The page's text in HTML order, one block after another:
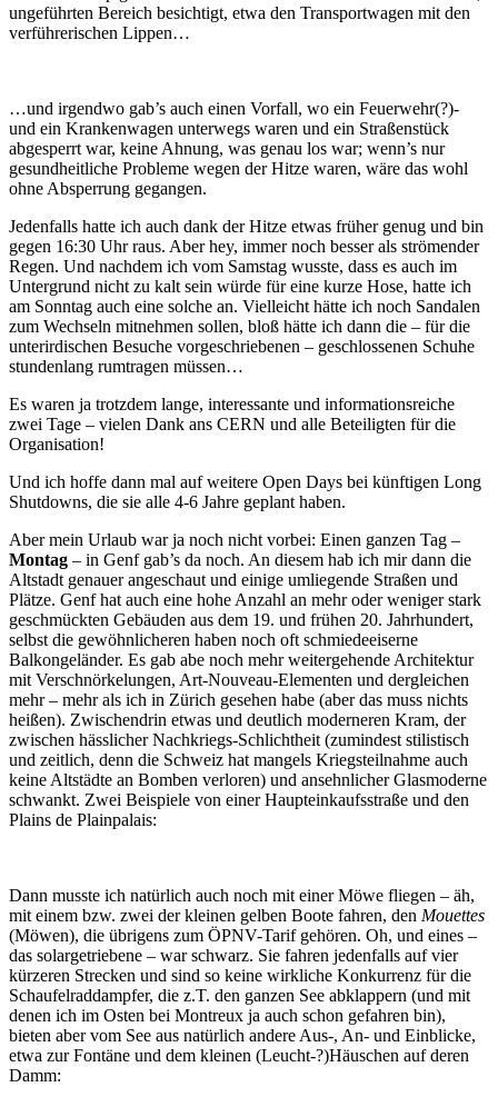
ungeführten Bereich besichtigt, etwa den Transportwagen mit den
verführerischen Lippen…
…und irgendwo gab’s auch einen Vorfall, wo ein Feuerwehr(?)-
und ein Krankenwagen unterwegs waren und ein Straßenstück
abgesperrt war, keine Ahnung, was genau los war; wenn’s nur
gesundheitliche Probleme wegen der Hitze waren, wäre das wohl
ohne Absperrung gegangen.
Jedenfalls hatte ich auch dank der Hitze etwas früher genug und bin
gegen 16:30 Uhr raus. Aber hey, immer noch besser als strömender
Regen. Und nachdem ich vom Samstag wusste, dass es auch im
Untergrund nicht zu kalt sein würde für eine kurze Hose, hatte ich
am Sonntag auch eine solche an. Vielleicht hätte ich noch Sandalen
zum Wechseln mitnehmen sollen, bloß hätte ich dann die – für die
unterirdischen Besuche vorgeschriebenen – geschlossenen Schuhe
stundenlang rumtragen müssen…
Es waren ja trotzdem lange, interessante und informationsreiche
zwei Tage – vielen Dank ans CERN und alle Beteiligten für die
Organisation!
Und ich hoffe dann mal auf weitere Open Days bei künftigen Long
Shutdowns, die sie alle 4-6 Jahre geplant haben.
Aber mein Urlaub war ja noch nicht vorbei: Einen ganzen Tag –
Montag – in Genf gab’s da noch. An diesem hab ich mir dann die
Altstadt genauer angeschaut und einige umliegende Straßen und
Plätze. Genf hat auch eine hohe Anzahl an mehr oder weniger stark
geschmückten Gebäuden aus dem 19. und frühen 20. Jahrhundert,
selbst die gewöhnlicheren haben noch oft schmiedeeiserne
Balkongeländer. Es gab abe noch mehr weitergehende Architektur
mit Verschnörkelungen, Art-Nouveau-Elementen und dergleichen
mehr – mehr als ich in Zürich gesehen habe (aber das muss nichts
heißen). Zwischendrin etwas und deutlich moderneren Kram, der
zwischen hässlicher Nachkriegs-Schlichtheit (zumindest stilistisch
und zeitlich, denn die Schweiz hat mangels Kriegsteilnahme auch
keine Altstädte an Bomben verloren) und ansehnlicher Glasmoderne
schwankt. Zwei Beispiele von einer Haupteinkaufsstraße und den
Plains de Plainpalais:
Dann musste ich natürlich auch noch mit einer Möwe fliegen – äh,
mit einem bzw. zwei der kleinen gelben Boote fahren, den Mouettes
(Möwen), die übrigens zum ÖPNV-Tarif gehören. Oh, und eines –
das solargetriebene – war schwarz. Sie fahren jedenfalls auf vier
kürzeren Strecken und sind so keine wirkliche Konkurrenz für die
Schaufelraddampfer, die z.T. den ganzen See abklappern (und mit
denen ich im Osten bei Montreux ja auch schon gefahren bin),
bieten aber vom See aus natürlich andere Aus-, An- und Einblicke,
etwa zur Fontäne und dem kleinen (Leucht-?)Häuschen auf deren
Damm: